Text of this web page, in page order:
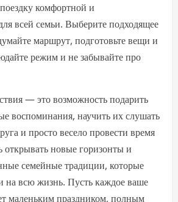
комфортной и
всей семьи. Выберите подходящее
маршрут, подготовьте вещи и
режим и не забывайте про
— это возможность подарить
воспоминания, научить их слушать
и просто весело провести время
открывать новые горизонты и
семейные традиции, которые
на всю жизнь. Пусть каждое ваше
маленьким праздником, полным